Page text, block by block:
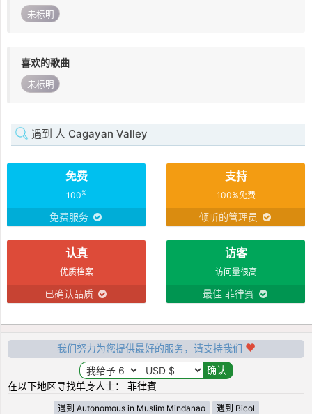
未标明
喜欢的歌曲
未标明
遇到 人 Cagayan Valley
免费
100%
免费服务
支持
100%免费
倾听的管理员
认真
优质档案
已确认品质
访客
访问量很高
最佳 菲律賓
我们努力为您提供最好的服务，请支持我们
在以下地区寻找单身人士： 菲律賓
遇到 Autonomous in Muslim Mindanao 遇到 Bicol